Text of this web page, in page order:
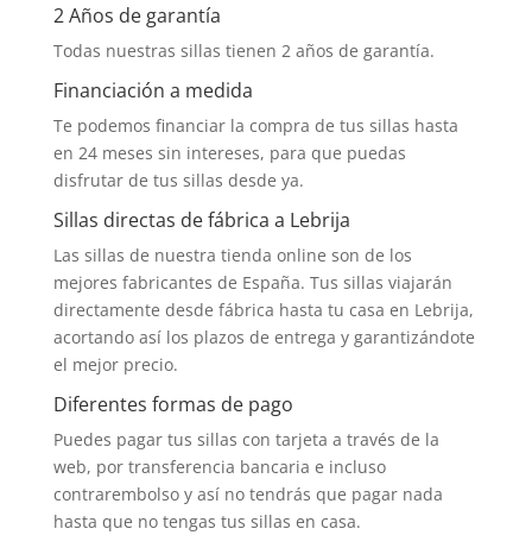
2 Años de garantía
Todas nuestras sillas tienen 2 años de garantía.
Financiación a medida
Te podemos financiar la compra de tus sillas hasta
en 24 meses sin intereses, para que puedas
disfrutar de tus sillas desde ya.
Sillas directas de fábrica a Lebrija
Las sillas de nuestra tienda online son de los
mejores fabricantes de España. Tus sillas viajarán
directamente desde fábrica hasta tu casa en Lebrija,
acortando así los plazos de entrega y garantizándote
el mejor precio.
Diferentes formas de pago
Puedes pagar tus sillas con tarjeta a través de la
web, por transferencia bancaria e incluso
contrarembolso y así no tendrás que pagar nada
hasta que no tengas tus sillas en casa.